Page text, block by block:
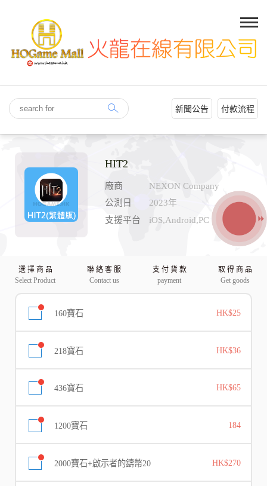
新聞公告 付款流程
HIT2
廠商
NEXON Company
公測日
2023年
支援平台
iOS,Android,PC
選 擇 商 品
Select Product
聯 絡 客 服
Contact us
支 付 貨 款
payment
取 得 商 品
Get goods
160寶石 HK$25
218寶石 HK$36
436寶石 HK$65
1200寶石 184
2000寶石+啟示者的鑄幣20 HK$270